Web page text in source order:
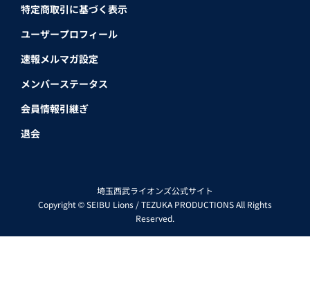
特定商取引に基づく表示
ユーザープロフィール
速報メルマガ設定
メンバーステータス
会員情報引継ぎ
退会
埼玉西武ライオンズ公式サイト
Copyright © SEIBU Lions / TEZUKA PRODUCTIONS All Rights
Reserved.